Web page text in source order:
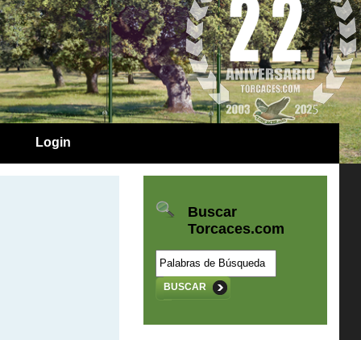
Login
Buscar
Torcaces.com
BUSCAR